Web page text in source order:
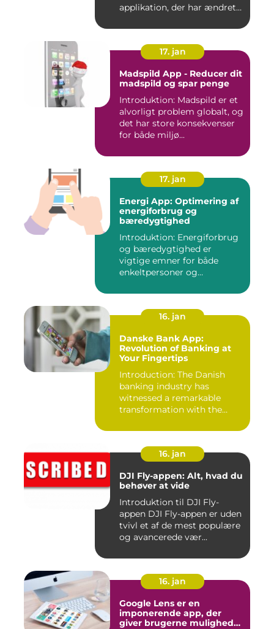
applikation, der har ændret
17. jan
Madspild App - Reducer dit
madspild og spar penge
Introduktion: Madspild er et
alvorligt problem globalt, og
det har store konsekvenser
for både miljø...
17. jan
Energi App: Optimering af
energiforbrug og
bæredygtighed
Introduktion: Energiforbrug
og bæredygtighed er
vigtige emner for både
enkeltpersoner og
16. jan
Danske Bank App:
Revolution of Banking at
Your Fingertips
Introduction: The Danish
banking industry has
witnessed a remarkable
transformation with the
16. jan
DJI Fly-appen: Alt, hvad du
behøver at vide
Introduktion til DJI Fly-
appen DJI Fly-appen er uden
tvivl et af de mest populære
og avancerede vær...
16. jan
Google Lens er en
imponerende app, der
giver brugerne mulighed